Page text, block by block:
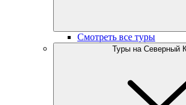
Смотреть все туры
Туры на Северный